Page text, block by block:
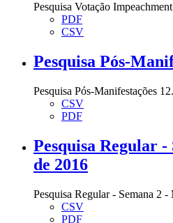
Pesquisa Votação
PDF
CSV
Pesquisa Pós-
Pesquisa Pós-Manifestações
CSV
PDF
Pesquisa Regular
de 2016
Pesquisa Regular - Semana 2
CSV
PDF